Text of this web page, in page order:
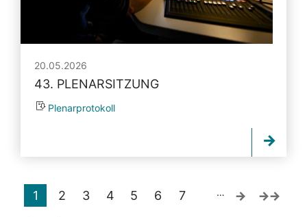
20.05.2026
43. PLENARSITZUNG
Plenarprotokoll
1 2 3 4 5 6 7 …